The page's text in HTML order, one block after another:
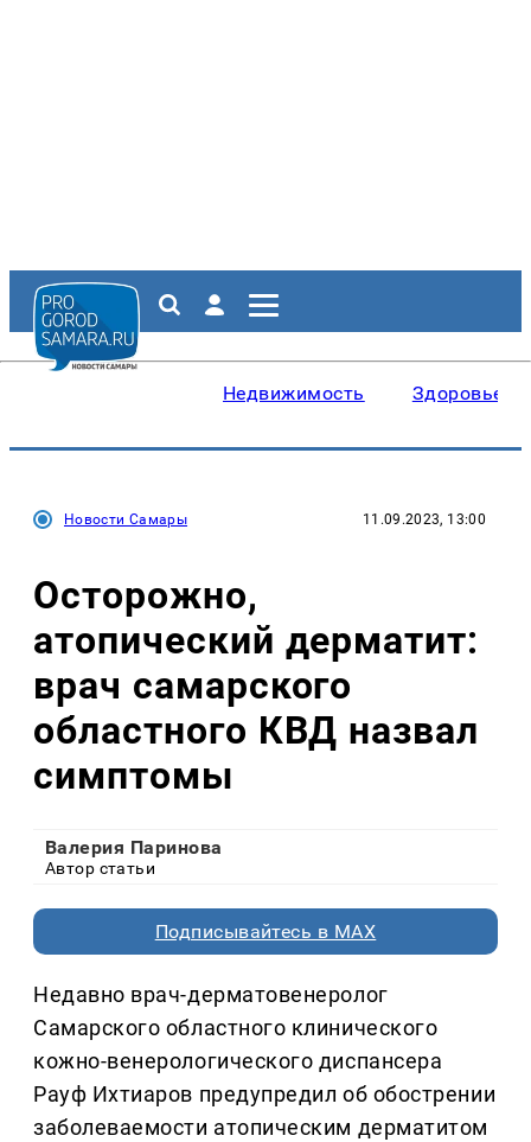
Недвижимость Здоровье
Новости Самары 11.09.2023, 13:00
Осторожно,
атопический дерматит:
врач самарского
областного КВД назвал
симптомы
Валерия Паринова
Автор статьи
Подписывайтесь в MAX
Недавно врач-дерматовенеролог
Самарского областного клинического
кожно-венерологического диспансера
Рауф Ихтиаров предупредил об обострении
заболеваемости атопическим дерматитом